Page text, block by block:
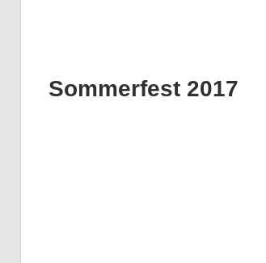
Sommerfest 2017